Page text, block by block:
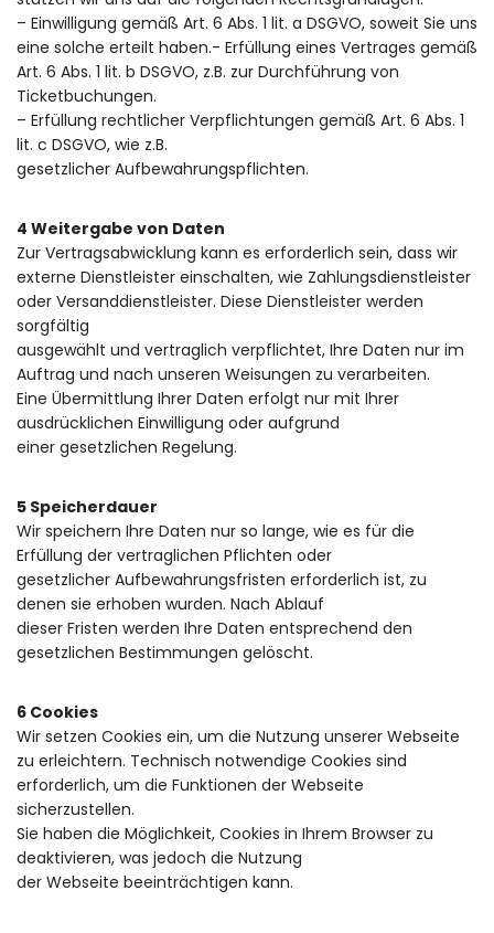
– Einwilligung gemäß Art. 6 Abs. 1 lit. a DSGVO, soweit Sie uns
eine solche erteilt haben.- Erfüllung eines Vertrages gemäß
Art. 6 Abs. 1 lit. b DSGVO, z.B. zur Durchführung von
Ticketbuchungen.
– Erfüllung rechtlicher Verpflichtungen gemäß Art. 6 Abs. 1
lit. c DSGVO, wie z.B.
gesetzlicher Aufbewahrungspflichten.
4 Weitergabe von Daten
Zur Vertragsabwicklung kann es erforderlich sein, dass wir
externe Dienstleister einschalten, wie Zahlungsdienstleister
oder Versanddienstleister. Diese Dienstleister werden
sorgfältig
ausgewählt und vertraglich verpflichtet, Ihre Daten nur im
Auftrag und nach unseren Weisungen zu verarbeiten.
Eine Übermittlung Ihrer Daten erfolgt nur mit Ihrer
ausdrücklichen Einwilligung oder aufgrund
einer gesetzlichen Regelung.
5 Speicherdauer
Wir speichern Ihre Daten nur so lange, wie es für die
Erfüllung der vertraglichen Pflichten oder
gesetzlicher Aufbewahrungsfristen erforderlich ist, zu
denen sie erhoben wurden. Nach Ablauf
dieser Fristen werden Ihre Daten entsprechend den
gesetzlichen Bestimmungen gelöscht.
6 Cookies
Wir setzen Cookies ein, um die Nutzung unserer Webseite
zu erleichtern. Technisch notwendige Cookies sind
erforderlich, um die Funktionen der Webseite
sicherzustellen.
Sie haben die Möglichkeit, Cookies in Ihrem Browser zu
deaktivieren, was jedoch die Nutzung
der Webseite beeinträchtigen kann.